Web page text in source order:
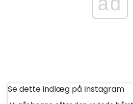
Se dette indlæg på Instagram